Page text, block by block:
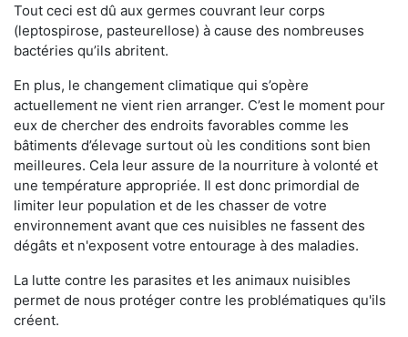
Tout ceci est dû aux germes couvrant leur corps
(leptospirose, pasteurellose) à cause des nombreuses
bactéries qu’ils abritent.
En plus, le changement climatique qui s’opère
actuellement ne vient rien arranger. C’est le moment pour
eux de chercher des endroits favorables comme les
bâtiments d’élevage surtout où les conditions sont bien
meilleures. Cela leur assure de la nourriture à volonté et
une température appropriée. Il est donc primordial de
limiter leur population et de les chasser de votre
environnement avant que ces nuisibles ne fassent des
dégâts et n'exposent votre entourage à des maladies.
La lutte contre les parasites et les animaux nuisibles
permet de nous protéger contre les problématiques qu'ils
créent.